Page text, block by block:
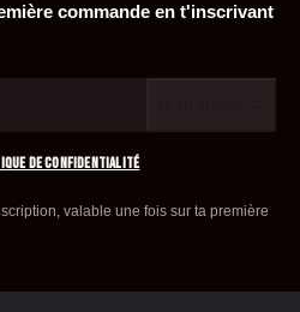
commande en t'inscrivant
DE CONFIDENTIALITÉ
valable une fois sur ta première